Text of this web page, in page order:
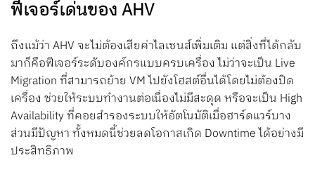
ฟีเจอร์เด่นของ AHV
ถึงแม้ว่า AHV จะไม่ต้องเสียค่าไลเซนส์เพิ่มเติม แต่สิ่งที่ได้กลับ
มาก็คือฟีเจอร์ระดับองค์กรแบบครบเครื่อง ไม่ว่าจะเป็น Live
Migration ที่สามารถย้าย VM ไปยังโฮสต์อื่นได้โดยไม่ต้องปิด
เครื่อง ช่วยให้ระบบทำงานต่อเนื่องไม่มีสะดุด หรือจะเป็น High
Availability ที่คอยสำรองระบบให้อัตโนมัติเมื่อฮาร์ดแวร์บาง
ส่วนมีปัญหา ทั้งหมดนี้ช่วยลดโอกาสเกิด Downtime ได้อย่างมี
ประสิทธิภาพ